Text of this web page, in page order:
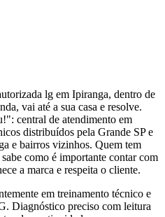
lg em Ipiranga, dentro de
vai até a sua casa e resolve.
central de atendimento em
distribuídos pela Grande SP e
e bairros vizinhos. Quem tem
como é importante contar com
a marca e respeita o cliente.
em treinamento técnico e
Diagnóstico preciso com leitura